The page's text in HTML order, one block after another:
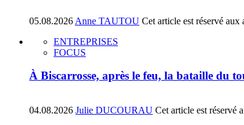
05.08.2026 Anne TAUTOU Cet article est réservé aux
ENTREPRISES
FOCUS
À Biscarrosse, après le feu, la bataille du
04.08.2026 Julie DUCOURAU Cet article est réservé